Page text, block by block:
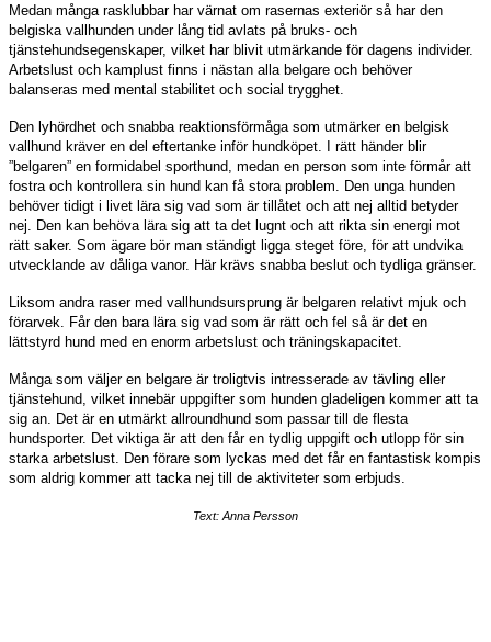
Medan många rasklubbar har värnat om rasernas exteriör så har den
belgiska vallhunden under lång tid avlats på bruks- och
tjänstehundsegenskaper, vilket har blivit utmärkande för dagens individer.
Arbetslust och kamplust finns i nästan alla belgare och behöver
balanseras med mental stabilitet och social trygghet.
Den lyhördhet och snabba reaktionsförmåga som utmärker en belgisk
vallhund kräver en del eftertanke inför hundköpet. I rätt händer blir
”belgaren” en formidabel sporthund, medan en person som inte förmår att
fostra och kontrollera sin hund kan få stora problem. Den unga hunden
behöver tidigt i livet lära sig vad som är tillåtet och att nej alltid betyder
nej. Den kan behöva lära sig att ta det lugnt och att rikta sin energi mot
rätt saker. Som ägare bör man ständigt ligga steget före, för att undvika
utvecklande av dåliga vanor. Här krävs snabba beslut och tydliga gränser.
Liksom andra raser med vallhundsursprung är belgaren relativt mjuk och
förarvek. Får den bara lära sig vad som är rätt och fel så är det en
lättstyrd hund med en enorm arbetslust och träningskapacitet.
Många som väljer en belgare är troligtvis intresserade av tävling eller
tjänstehund, vilket innebär uppgifter som hunden gladeligen kommer att ta
sig an. Det är en utmärkt allroundhund som passar till de flesta
hundsporter. Det viktiga är att den får en tydlig uppgift och utlopp för sin
starka arbetslust. Den förare som lyckas med det får en fantastisk kompis
som aldrig kommer att tacka nej till de aktiviteter som erbjuds.
Text: Anna Persson